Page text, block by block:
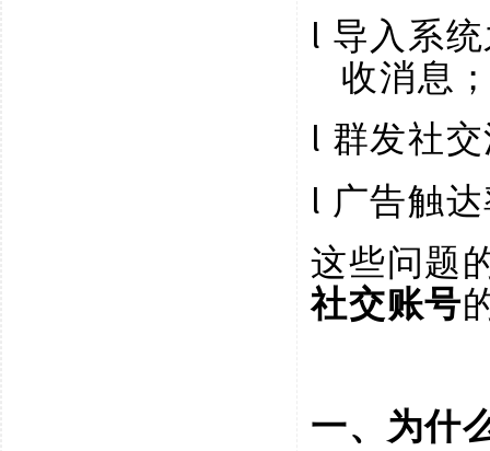
l 导入系
收消息
l 群发社
l 广告触
这些问题
社交账号
一、为什